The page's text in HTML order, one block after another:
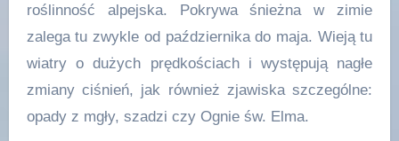
roślinność alpejska. Pokrywa śnieżna w zimie
zalega tu zwykle od października do maja. Wieją tu
wiatry o dużych prędkościach i występują nagłe
zmiany ciśnień, jak również zjawiska szczególne:
opady z mgły, szadzi czy Ognie św. Elma.